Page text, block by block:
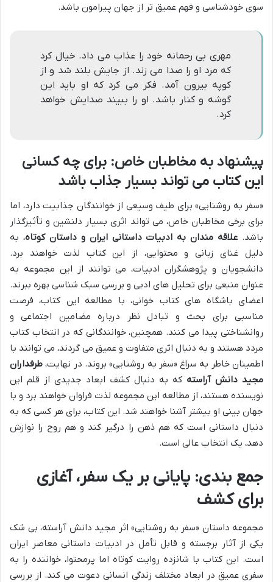
سوی خودشناسی و فهم عمیق تر از جهان پیرامون باشد.
مهری بی رحمانه خود را عذاب می داد. خیال کرد
که مرد او را صدا می زند. از جایش بلند شد و از
کوپه بیرون آمد. فکر می کرد که او باید این
گوشه و کنار باشد. او را ببیند صدایش خواهد
کرد.
پیشنهاد به مخاطبان خاص: برای چه کسانی
این کتاب می تواند بسیار جذاب باشد
«سفر به روشنایی» برای طیف وسیعی از خوانندگان جذابیت دارد، اما
برای برخی مخاطبان خاص، می تواند اثری بسیار دلنشین و تأثیرگذار
باشد. علاقه مندان به ادبیات داستانی ایران و داستان کوتاه، به
دلیل غنای زبانی و محتوایی، از این کتاب لذت خواهند برد.
دانشجویان و پژوهشگران ادبیات، می توانند از این مجموعه به
عنوان منبعی برای تحلیل های ادبی و بررسی سبک شناسی بهره ببرند.
اعضای باشگاه های کتاب خوانی، با مطالعه این کتاب، فرصت
مناسبی برای بحث و تبادل نظر درباره مضامین اجتماعی و
روانشناختی پیدا می کنند. همچنین، خوانندگانی که در انتخاب کتاب
مردد هستند و به دنبال اثری متفاوت و عمیق می گردند، می توانند با
اطمینان خاطر به سراغ «سفر به روشنایی» بروند. در نهایت، طرفداران
مجید دانش آراسته که به دنبال کشف ابعاد جدیدی از قلم این
نویسنده هستند، از مطالعه این مجموعه لذت فراوان خواهند برد و با
جهان بینی او بیشتر آشنا خواهند شد. این کتاب، برای هر کسی که به
دنبال داستانی است که هم ذهن را درگیر کند و هم روح را نوازش
دهد، یک انتخاب عالی است.
جمع بندی: پایانی بر یک سفر، آغازی
برای کشف
مجموعه داستان «سفر به روشنایی» اثر مجید دانش آراسته، بی شک
یکی از آثار برجسته و قابل تأمل در ادبیات داستانی معاصر ایران
است. این کتاب با شانزده روایت کوتاه اما پرمحتوا، خواننده را به
سفری عمیق در ابعاد مختلف زندگی انسانی دعوت می کند. از بررسی